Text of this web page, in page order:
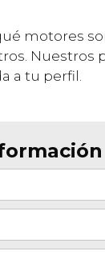
motores
Nuestros
a tu perfil.